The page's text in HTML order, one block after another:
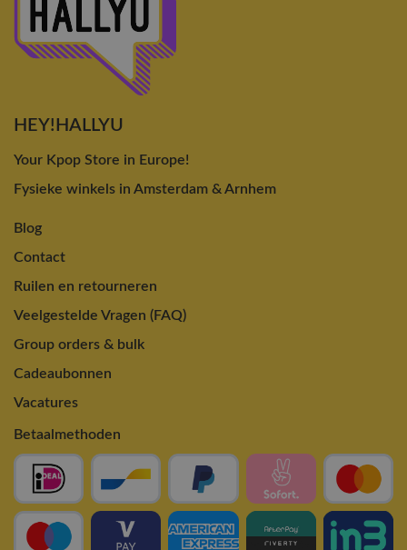
HEY!HALLYU
Your Kpop Store in Europe!
Fysieke winkels in Amsterdam & Arnhem
Blog
Contact
Ruilen en retourneren
Veelgestelde Vragen (FAQ)
Group orders & bulk
Cadeaubonnen
Vacatures
Betaalmethoden